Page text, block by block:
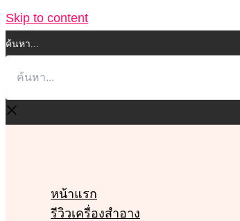
Skip to content
ค้นหา...
หน้าแรก
รีวิวเครื่องสำอาง